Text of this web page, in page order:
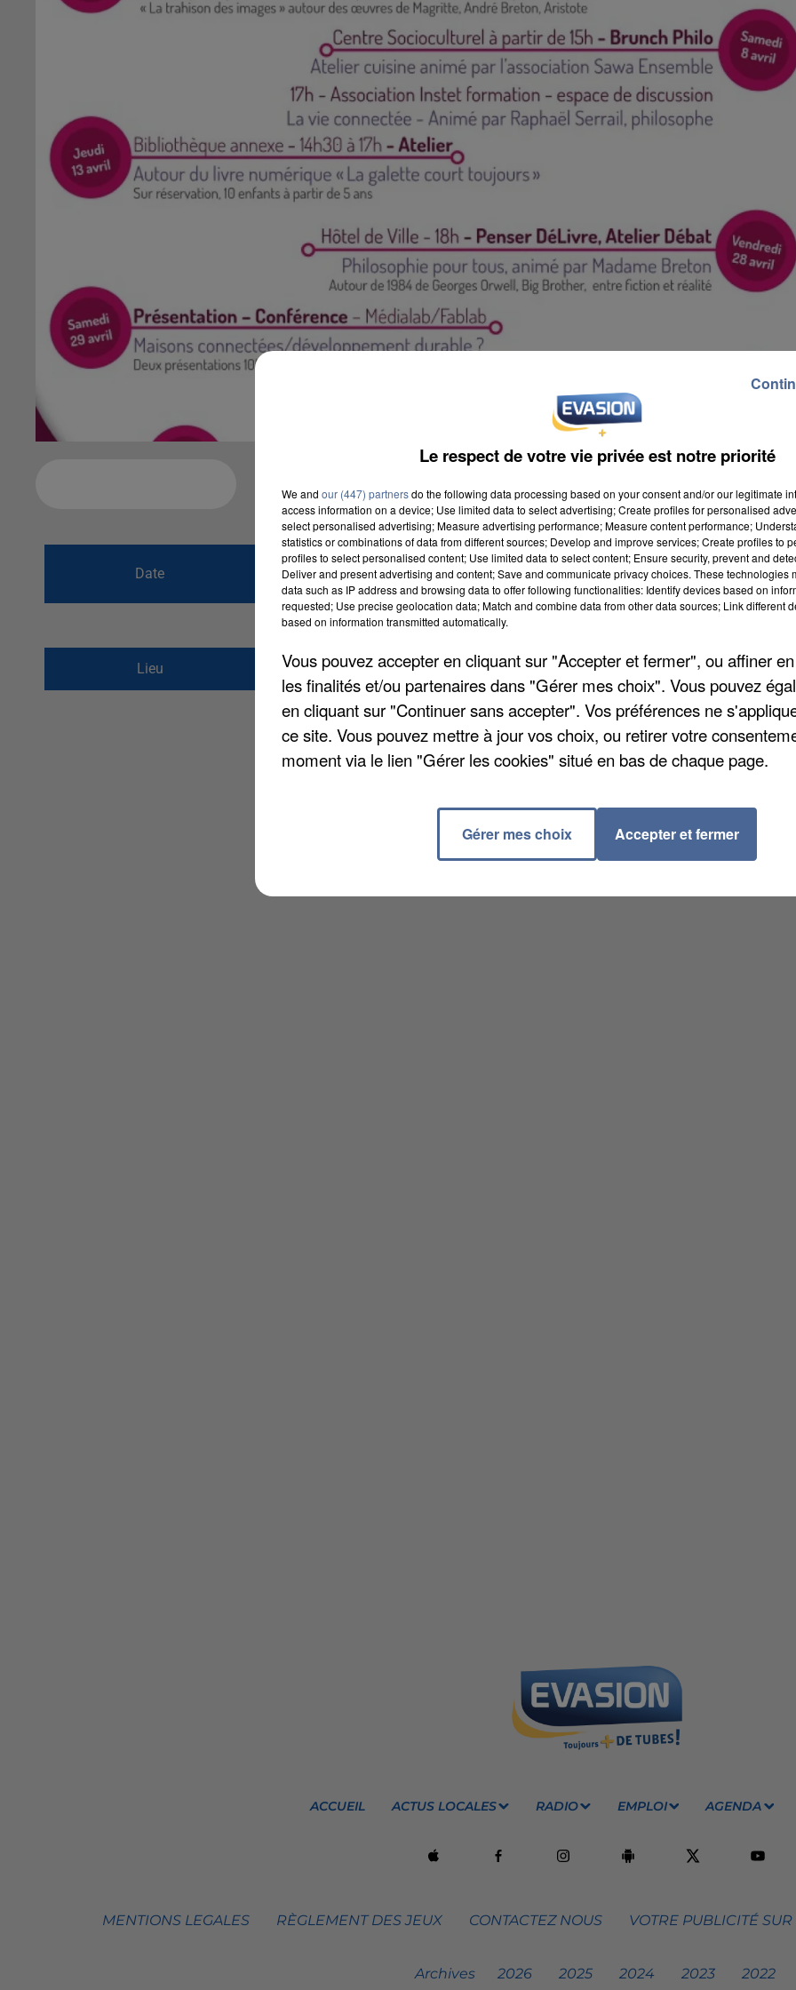
Date
du31 mars 2017 à 9h00
au3 mai 2017 à 19h59
Lieu
7 Rue du Général Pershing
60600 Clermont
ACCUEIL ACTUS LOCALES RADIO EMPLOI AGENDA
MENTIONS LEGALES RÈGLEMENT DES JEUX CONTACTEZ NOUS VOTRE PUBLICITÉ
Archives 2026 2025 2024 2023 2022
Le respect de votre vie privée est notre priorité
We and our (447) partnersdo the following data processing based on your consent and/or our legitimate
access information on a device; Use limited data to select advertising; Create profiles for personalised
select personalised advertising; Measure advertising performance; Measure content performance;
statistics or combinations of data from different sources; Develop and improve services; Create profiles to
profiles to select personalised content; Use limited data to select content; Ensure security, prevent and
Deliver and present advertising and content; Save and communicate privacy choices. These technologies
data such as IP address and browsing data to offer following functionalities: Identify devices based on
requested; Use precise geolocation data; Match and combine data from other data sources; Link different
based on information transmitted automatically.
Vous pouvez accepter en cliquant sur "Accepter et fermer", ou affiner
les finalités et/ou partenaires dans "Gérer mes choix". Vous pouvez
en cliquant sur "Continuer sans accepter". Vos préférences ne
ce site. Vous pouvez mettre à jour vos choix, ou retirer votre
moment via le lien "Gérer les cookies" situé en bas de chaque page.
Gérer mes choix Accepter et fermer